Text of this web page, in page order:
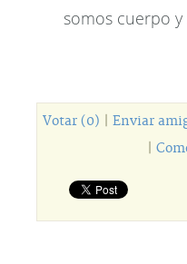
somos cuerpo y
Votar (0) Enviar